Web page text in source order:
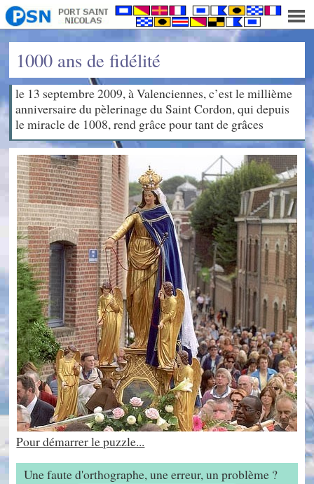
1000 ans de fidélité
le 13 septembre 2009, à Valenciennes, c’est le millième
anniversaire du pèlerinage du Saint Cordon, qui depuis
le miracle de 1008, rend grâce pour tant de grâces
Pour démarrer le puzzle...
Une faute d'orthographe, une erreur, un problème ?